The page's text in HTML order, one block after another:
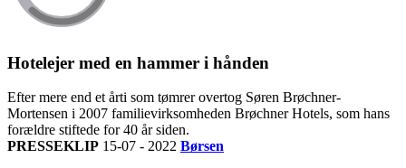
Hotelejer med en hammer i hånden
Efter mere end et årti som tømrer overtog Søren Brøchner-
Mortensen i 2007 familievirksomheden Brøchner Hotels, som hans
forældre stiftede for 40 år siden.
PRESSEKLIP 15-07 - 2022 Børsen